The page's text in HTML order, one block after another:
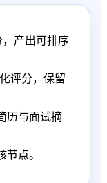
，产出可排序
评分，保留
历与面试摘
点。